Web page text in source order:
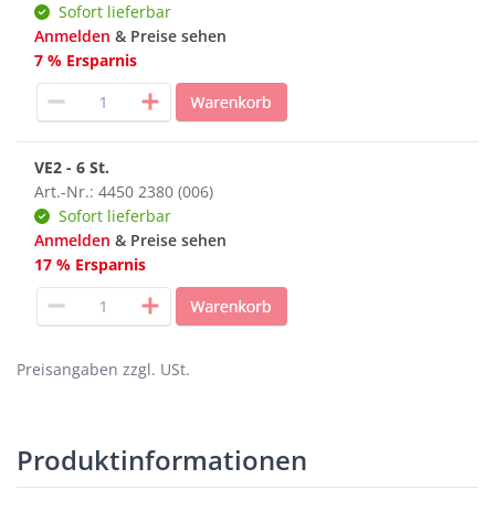
Sofort lieferbar
Anmelden & Preise sehen
7 % Ersparnis
VE2 - 6 St.
Art.-Nr.: 4450 2380 (006)
Sofort lieferbar
Anmelden & Preise sehen
17 % Ersparnis
Preisangaben zzgl. USt.
Produktinformationen